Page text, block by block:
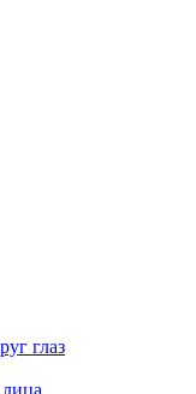
глаз